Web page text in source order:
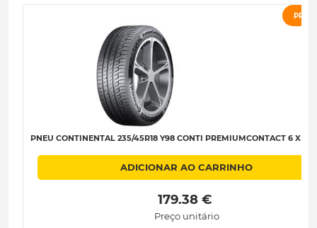
PNEU CONTINENTAL 235/45R18 Y98 CONTI PREMIUMCONTACT 6 XL
ADICIONAR AO CARRINHO
179.38 €
Preço unitário